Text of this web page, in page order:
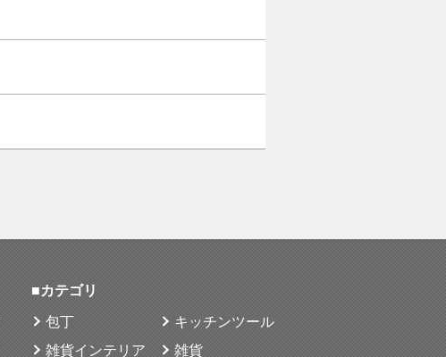
■カテゴリ
包丁
キッチンツール
雑貨インテリア
雑貨